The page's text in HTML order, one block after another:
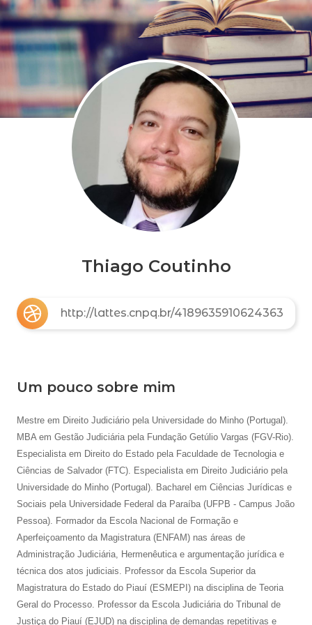
Thiago Coutinho
http://lattes.cnpq.br/4189635910624363
Um pouco sobre mim
Mestre em Direito Judiciário pela Universidade do Minho (Portugal).
MBA em Gestão Judiciária pela Fundação Getúlio Vargas (FGV-Rio).
Especialista em Direito do Estado pela Faculdade de Tecnologia e
Ciências de Salvador (FTC). Especialista em Direito Judiciário pela
Universidade do Minho (Portugal). Bacharel em Ciências Jurídicas e
Sociais pela Universidade Federal da Paraíba (UFPB - Campus João
Pessoa). Formador da Escola Nacional de Formação e
Aperfeiçoamento da Magistratura (ENFAM) nas áreas de
Administração Judiciária, Hermenêutica e argumentação jurídica e
técnica dos atos judiciais. Professor da Escola Superior da
Magistratura do Estado do Piauí (ESMEPI) na disciplina de Teoria
Geral do Processo. Professor da Escola Judiciária do Tribunal de
Justiça do Piauí (EJUD) na disciplina de demandas repetitivas e